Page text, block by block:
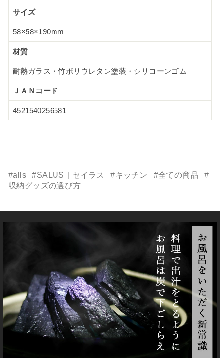
サイズ
58×58×190mm
材質
耐熱ガラス・竹ポリウレタン塗装・シリコーンゴム
ＪＡＮコード
4521540256581
#alls #SALUS｜セイラス #キッチン #全ての商品
#
収納グッズの選び方